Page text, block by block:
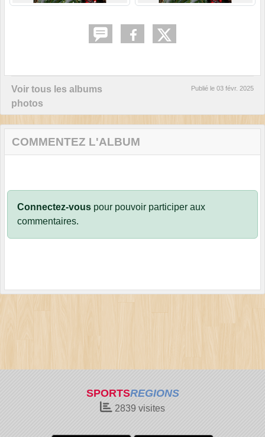
Voir tous les albums
photos
Publié le 03 févr. 2025
COMMENTEZ L'ALBUM
Connectez-vous pour pouvoir participer aux
commentaires.
SPORTSREGIONS
2839 visites